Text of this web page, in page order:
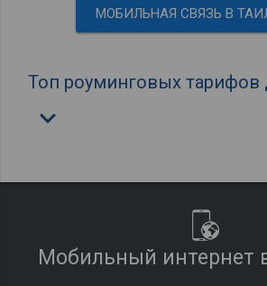
МОБИЛЬНАЯ СВЯЗЬ В
Топ роуминговых тарифов
keyboard_arrow_down
Мобильный интернет